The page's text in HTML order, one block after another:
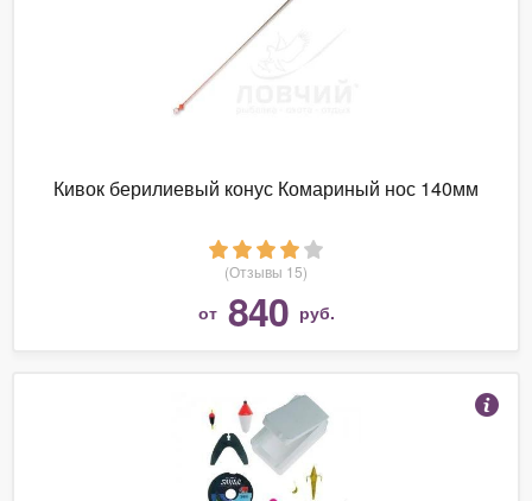
Кивок берилиевый конус Комариный нос 140мм
(Отзывы 15)
от 840 руб.